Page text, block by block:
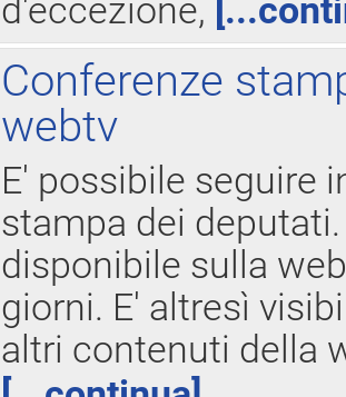
d'eccezione,
Conferenze
webtv
E' possibile seguire
stampa dei
disponibile sulla
giorni. E' altresì
altri contenuti della